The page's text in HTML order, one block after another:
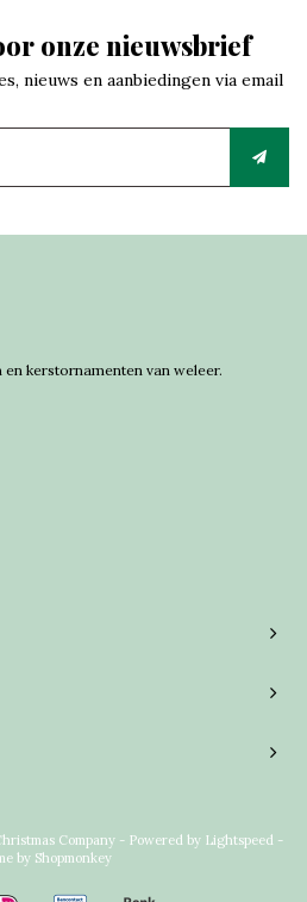
onze nieuwsbrief
nieuws en aanbiedingen via email
kerstornamenten van weleer.
Company - Powered by Lightspeed -
by Shopmonkey